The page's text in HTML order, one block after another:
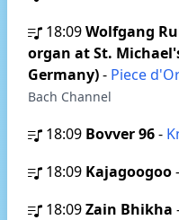
18:09Wolfgang
organ at St.
Germany)- Piece
Bach Channel
18:09 Bovver 96-
18:09 Kajagoogoo-
18:09Zain Bhikha